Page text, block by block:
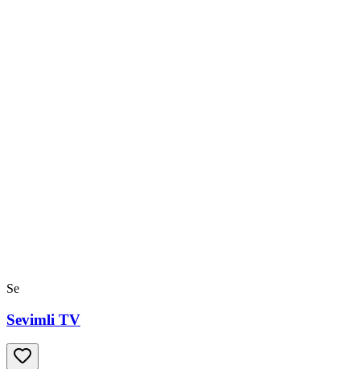
Se
Sevimli TV